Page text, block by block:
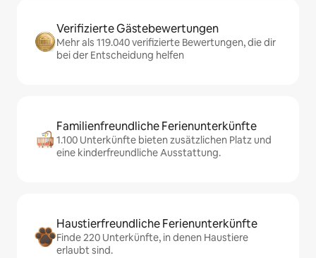
Verifizierte Gästebewertungen
Mehr als 119.040 verifizierte Bewertungen, die dir
bei der Entscheidung helfen
Familienfreundliche Ferienunterkünfte
1.100 Unterkünfte bieten zusätzlichen Platz und
eine kinderfreundliche Ausstattung.
Haustierfreundliche Ferienunterkünfte
Finde 220 Unterkünfte, in denen Haustiere
erlaubt sind.